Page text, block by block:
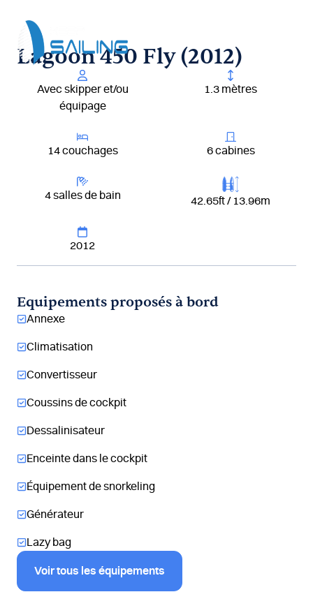
contenu
Lagoon 450 Fly (2012)
Avec skipper et/ou
équipage
1.3 mètres
14 couchages 6 cabines
4 salles de bain 42.65ft / 13.96m
2012
Equipements proposés à bord
Annexe
Climatisation
Convertisseur
Coussins de cockpit
Dessalinisateur
Enceinte dans le cockpit
Équipement de snorkeling
Générateur
Lazy bag
Voir tous les équipements